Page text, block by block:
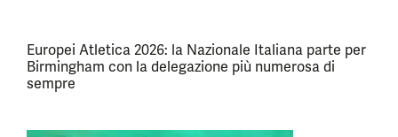
Europei Atletica 2026: la Nazionale Italiana parte per
Birmingham con la delegazione più numerosa di
sempre